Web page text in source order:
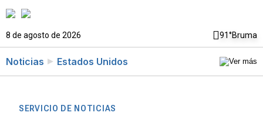
8 de agosto de 2026 91°Bruma
Noticias Estados Unidos
SERVICIO DE NOTICIAS